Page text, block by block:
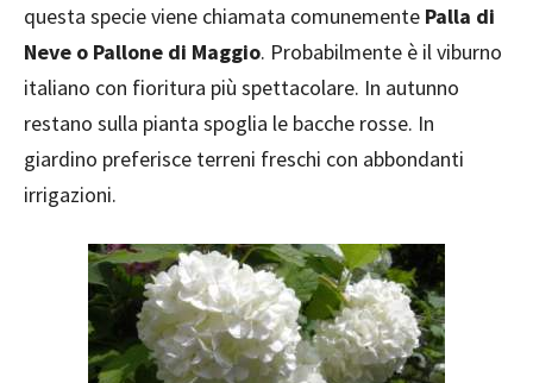
questa specie viene chiamata comunemente Palla di
Neve o Pallone di Maggio. Probabilmente è il viburno
italiano con fioritura più spettacolare. In autunno
restano sulla pianta spoglia le bacche rosse. In
giardino preferisce terreni freschi con abbondanti
irrigazioni.